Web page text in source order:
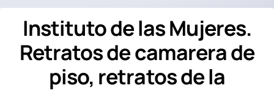
Instituto de las Mujeres.
Retratos de camarera de
piso, retratos de la